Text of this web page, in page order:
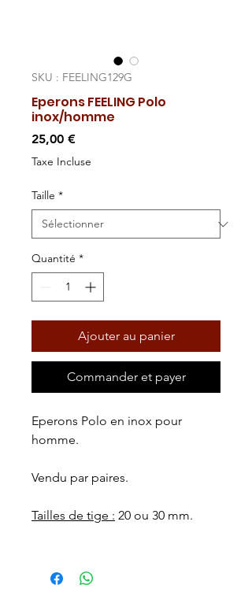
SKU : FEELING129G
Eperons FEELING Polo
inox/homme
25,00 €Prix
Taxe Incluse
Taille *
Quantité *
Ajouter au panier
Commander et payer
Eperons Polo en inox pour
homme.
Vendu par paires.
Tailles de tige : 20 ou 30 mm.